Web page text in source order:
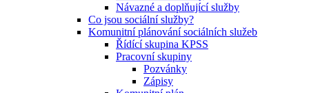
Návazné a doplňující služby
Co jsou sociální služby?
Komunitní plánování sociálních služeb
Řídící skupina KPSS
Pracovní skupiny
Pozvánky
Zápisy